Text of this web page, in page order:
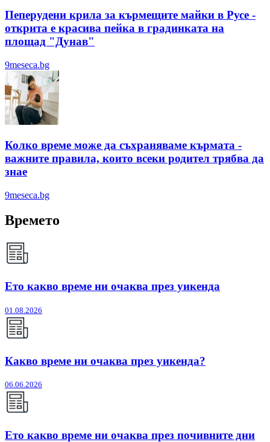
Пеперудени крила за кърмещите майки в Русе -
открита е красива пейка в градинката на
площад "Дунав"
9meseca.bg
Колко време може да съхраняваме кърмата -
важните правила, които всеки родител трябва да
знае
9meseca.bg
Времето
Ето какво време ни очаква през уикенда
01.08.2026
Какво време ни очаква през уикенда?
06.06.2026
Ето какво време ни очаква през почивните дни